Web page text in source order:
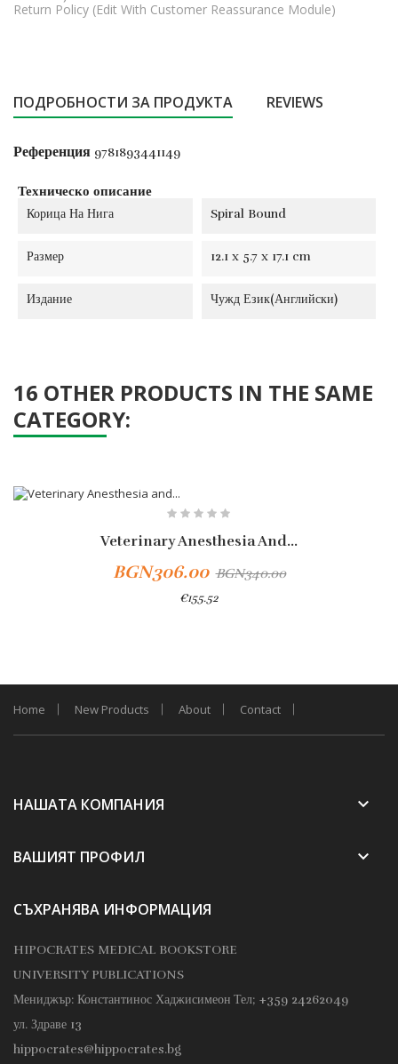
Return Policy (edit With Customer Reassurance Module)
ПОДРОБНОСТИ ЗА ПРОДУКТА REVIEWS
Референция 9781893441149
Техническо описание
Корица На Нига Spiral Bound
Размер 12.1 x 5.7 x 17.1 cm
Издание Чужд Език(Английски)
16 OTHER PRODUCTS IN THE SAME
CATEGORY:
Veterinary Anesthesia And...
BGN306.00 BGN340.00
€155.52
Home New Products About Contact
НАШАТА КОМПАНИЯ keyboard_arrow_down
ВАШИЯТ ПРОФИЛ keyboard_arrow_down
СЪХРАНЯВА ИНФОРМАЦИЯ
HIPOCRATES MEDICAL BOOKSTORE
UNIVERSITY PUBLICATIONS
Мениджър: Константинос Хаджисимеон Тел; +359 24262049
ул. Здраве 13
hippocrates@hippocrates.bg